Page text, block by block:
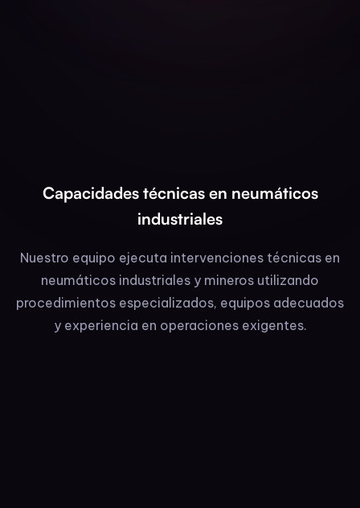
Capacidades técnicas en neumáticos
industriales
Nuestro equipo ejecuta intervenciones técnicas en
neumáticos industriales y mineros utilizando
procedimientos especializados, equipos adecuados
y experiencia en operaciones exigentes.